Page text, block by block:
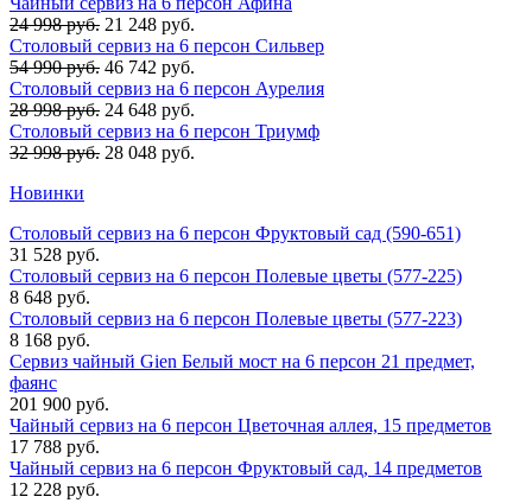
24 998 руб. 21 248 руб.
Столовый сервиз на 6 персон Сильвер
54 990 руб. 46 742 руб.
Столовый сервиз на 6 персон Аурелия
28 998 руб. 24 648 руб.
Столовый сервиз на 6 персон Триумф
32 998 руб. 28 048 руб.
Новинки
Столовый сервиз на 6 персон Фруктовый сад (590-651)
31 528 руб.
Столовый сервиз на 6 персон Полевые цветы (577-225)
8 648 руб.
Столовый сервиз на 6 персон Полевые цветы (577-223)
8 168 руб.
Сервиз чайный Gien Белый мост на 6 персон 21 предмет,
фаянс
201 900 руб.
Чайный сервиз на 6 персон Цветочная аллея, 15 предметов
17 788 руб.
Чайный сервиз на 6 персон Фруктовый сад, 14 предметов
12 228 руб.